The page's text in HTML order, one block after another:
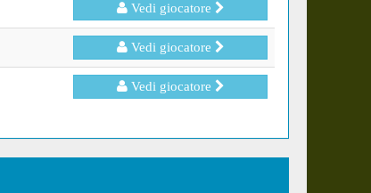
Vedi giocatore
Vedi giocatore
Vedi giocatore